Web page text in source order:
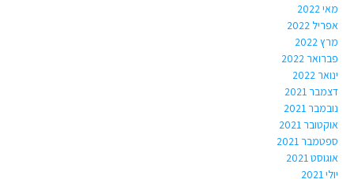
מאי 2022
אפריל 2022
מרץ 2022
פברואר 2022
ינואר 2022
דצמבר 2021
נובמבר 2021
אוקטובר 2021
ספטמבר 2021
אוגוסט 2021
יולי 2021